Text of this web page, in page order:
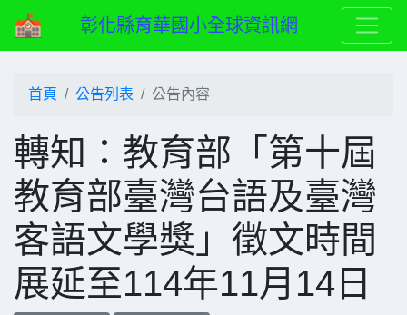
彰化縣育華國小全球資訊網
首頁 公告列表 公告內容
轉知：教育部「第十屆
教育部臺灣台語及臺灣
客語文學獎」徵文時間
展延至114年11月14日